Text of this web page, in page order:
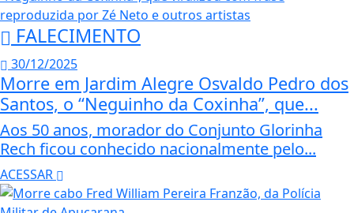
FALECIMENTO
30/12/2025
Morre em Jardim Alegre Osvaldo Pedro dos
Santos, o “Neguinho da Coxinha”, que...
Aos 50 anos, morador do Conjunto Glorinha
Rech ficou conhecido nacionalmente pelo...
ACESSAR